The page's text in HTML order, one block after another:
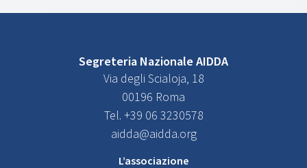
Segreteria Nazionale AIDDA
Via degli Scialoja, 18
00196 Roma
Tel. +39 06 3230578
aidda@aidda.org
L’associazione